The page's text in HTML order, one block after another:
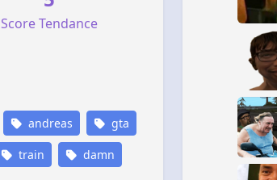
Score Tendance
andreas gta
train damn